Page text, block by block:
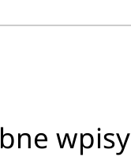
wpisy